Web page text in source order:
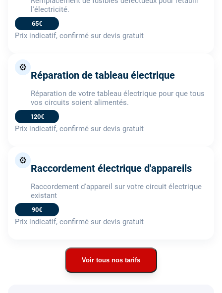
l'électricité.
65€
Prix indicatif, confirmé sur devis gratuit
⚙️
Réparation de tableau électrique
Réparation de votre tableau électrique pour que tous
vos circuits soient alimentés.
120€
Prix indicatif, confirmé sur devis gratuit
⚙️
Raccordement électrique d'appareils
Raccordement d'appareil sur votre circuit électrique
existant
90€
Prix indicatif, confirmé sur devis gratuit
Voir tous nos tarifs